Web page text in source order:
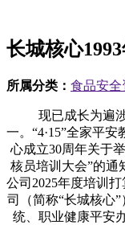
长城核心
所属分类： 食品安全
现已成长为遍涉
一。“4·15”全家平
心成立30周年关于
核员培训大会”的通
公司2025年度培训
司（简称“长城核心
统、职业健康平安